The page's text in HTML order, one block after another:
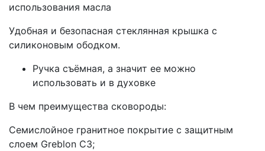
использования масла
Удобная и безопасная стеклянная крышка с
силиконовым ободком.
Ручка съёмная, а значит ее можно
использовать и в духовке
В чем преимущества сковороды:
Семислойное гранитное покрытие с защитным
слоем Greblon СЗ;